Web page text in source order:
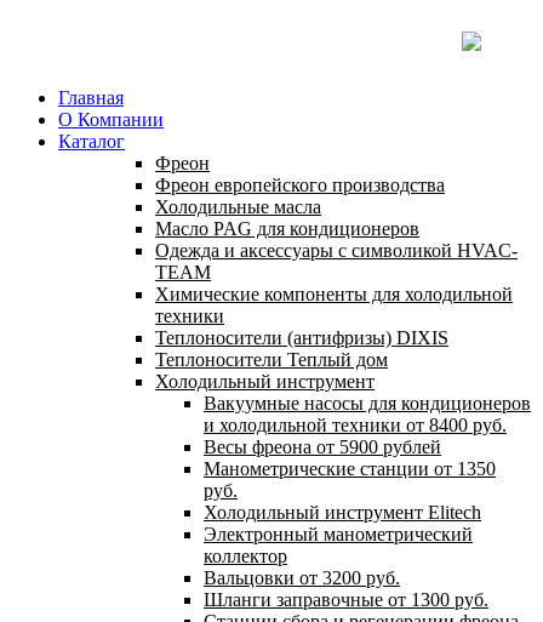
Главная
О Компании
Каталог
Фреон
Фреон европейского производства
Холодильные масла
Масло PAG для кондиционеров
Одежда и аксессуары с символикой HVAC-
TEAM
Химические компоненты для холодильной
техники
Теплоносители (антифризы) DIXIS
Теплоносители Теплый дом
Холодильный инструмент
Вакуумные насосы для кондиционеров
и холодильной техники от 8400 руб.
Весы фреона от 5900 рублей
Манометрические станции от 1350
руб.
Холодильный инструмент Elitech
Электронный манометрический
коллектор
Вальцовки от 3200 руб.
Шланги заправочные от 1300 руб.